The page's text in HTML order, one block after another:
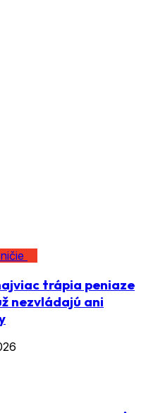
trápia peniaze
nezvládajú ani